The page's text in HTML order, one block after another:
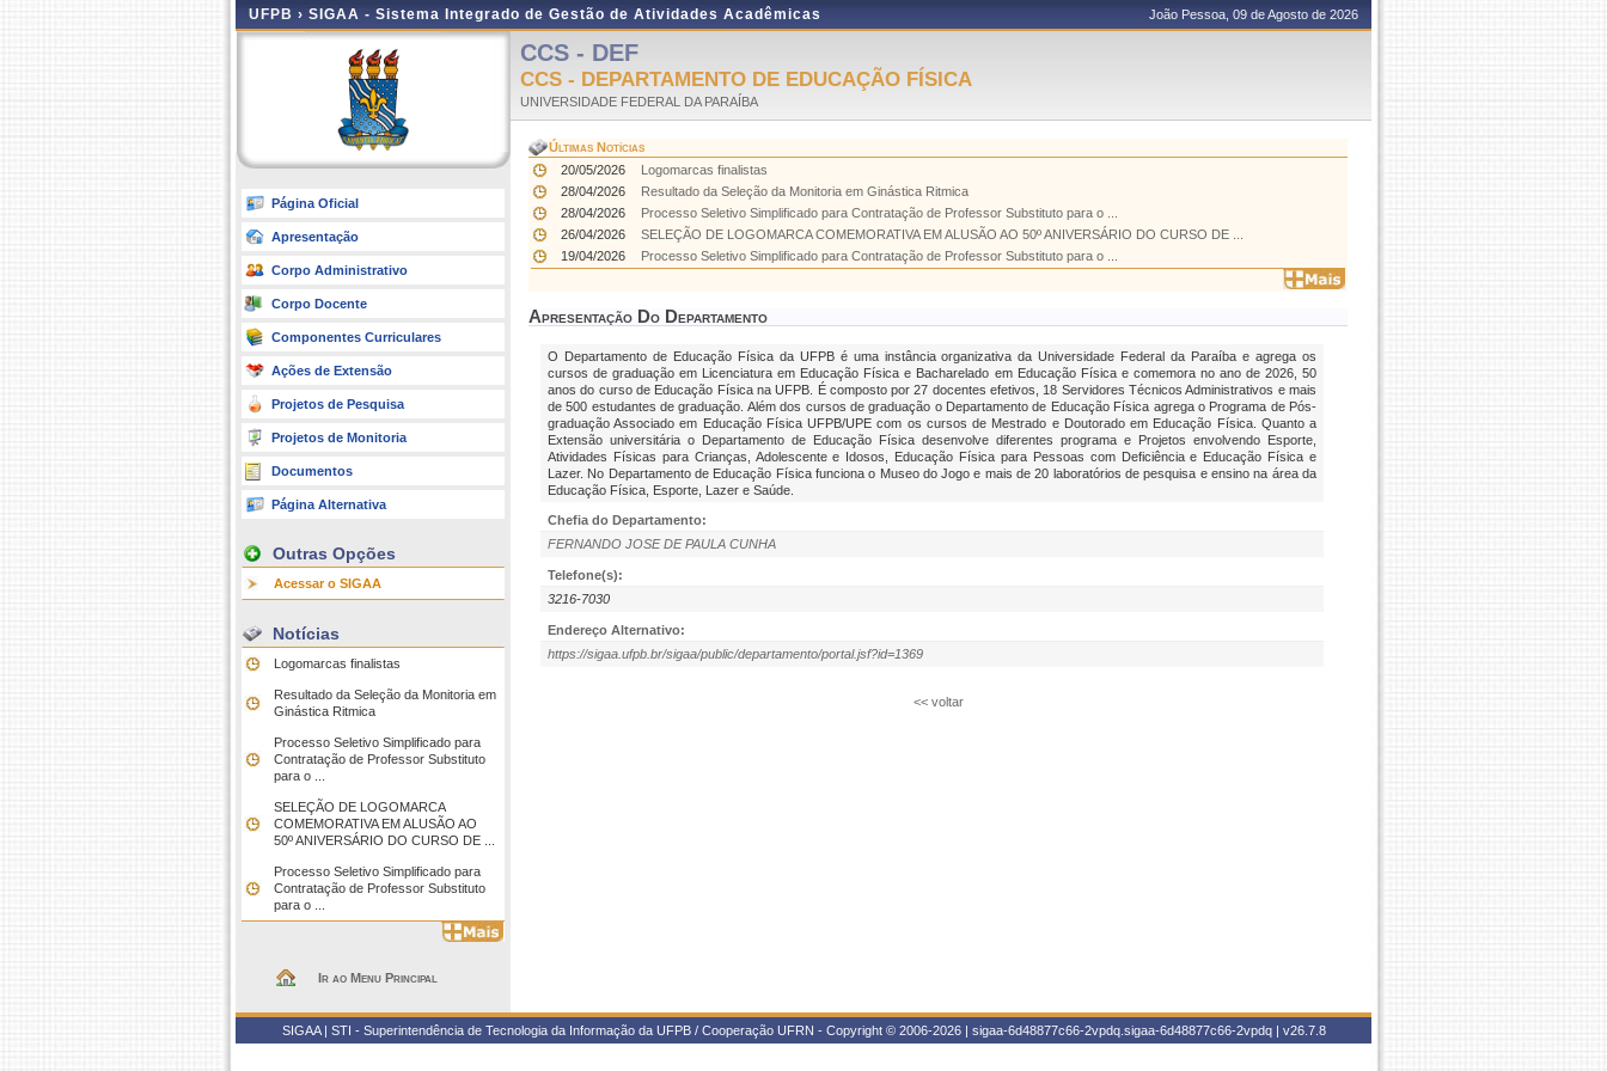
UFPB › SIGAA - Sistema Integrado de Gestão de Atividades Acadêmicas João Pessoa, 09 de Agosto de 2026
Página Oficial
Apresentação
Corpo Administrativo
Corpo Docente
Componentes Curriculares
Ações de Extensão
Projetos de Pesquisa
Projetos de Monitoria
Documentos
Página Alternativa
Outras Opções
Acessar o SIGAA
Notícias
Logomarcas finalistas
Resultado da Seleção da Monitoria em
Ginástica Ritmica
Processo Seletivo Simplificado para
Contratação de Professor Substituto
para o ...
SELEÇÃO DE LOGOMARCA
COMEMORATIVA EM ALUSÃO AO
50º ANIVERSÁRIO DO CURSO DE ...
Processo Seletivo Simplificado para
Contratação de Professor Substituto
para o ...
Ir ao Menu Principal
CCS - DEF
CCS - DEPARTAMENTO DE EDUCAÇÃO FÍSICA
UNIVERSIDADE FEDERAL DA PARAÍBA
Últimas Notícias
20/05/2026
Logomarcas finalistas
28/04/2026
Resultado da Seleção da Monitoria em Ginástica Ritmica
28/04/2026
Processo Seletivo Simplificado para Contratação de Professor Substituto para o ...
26/04/2026
SELEÇÃO DE LOGOMARCA COMEMORATIVA EM ALUSÃO AO 50º ANIVERSÁRIO DO CURSO DE ...
19/04/2026
Processo Seletivo Simplificado para Contratação de Professor Substituto para o ...
Apresentação Do Departamento
O Departamento de Educação Física da UFPB é uma instância organizativa da Universidade Federal da Paraíba e agrega os
cursos de graduação em Licenciatura em Educação Física e Bacharelado em Educação Física e comemora no ano de 2026, 50
anos do curso de Educação Física na UFPB. É composto por 27 docentes efetivos, 18 Servidores Técnicos Administrativos e mais
de 500 estudantes de graduação. Além dos cursos de graduação o Departamento de Educação Física agrega o Programa de Pós-
graduação Associado em Educação Física UFPB/UPE com os cursos de Mestrado e Doutorado em Educação Física. Quanto a
Extensão universitária o Departamento de Educação Física desenvolve diferentes programa e Projetos envolvendo Esporte,
Atividades Físicas para Crianças, Adolescente e Idosos, Educação Física para Pessoas com Deficiência e Educação Física e
Lazer. No Departamento de Educação Física funciona o Museo do Jogo e mais de 20 laboratórios de pesquisa e ensino na área da
Educação Física, Esporte, Lazer e Saúde.
Chefia do Departamento:
FERNANDO JOSE DE PAULA CUNHA
Telefone(s):
3216-7030
Endereço Alternativo:
https://sigaa.ufpb.br/sigaa/public/departamento/portal.jsf?id=1369
<< voltar
SIGAA | STI - Superintendência de Tecnologia da Informação da UFPB / Cooperação UFRN - Copyright © 2006-2026 | sigaa-6d48877c66-2vpdq.sigaa-6d48877c66-2vpdq | v26.7.8